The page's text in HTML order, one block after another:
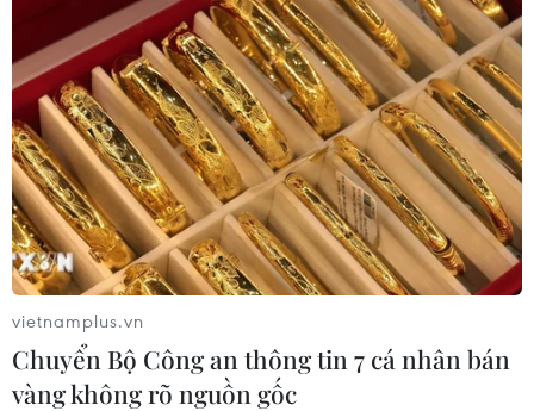
vietnamplus.vn
Chuyển Bộ Công an thông tin 7 cá nhân bán
vàng không rõ nguồn gốc